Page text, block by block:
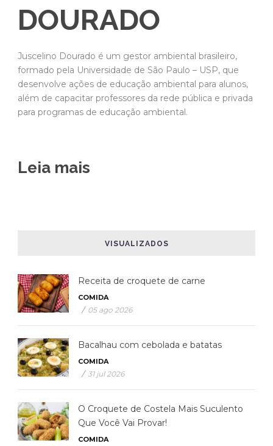
DOURADO
Juscelino Dourado é um gestor ambiental brasileiro,
formado pela Universidade de São Paulo – USP, que
desenvolve ações de educação ambiental para alunos,
além de capacitar professores da rede pública e privada
para programas de educação ambiental.
Leia mais
VISUALIZADOS
Receita de croquete de carne
COMIDA
/ 05 ago 2026
Bacalhau com cebolada e batatas
COMIDA
/ 31 jul 2026
O Croquete de Costela Mais Suculento
Que Você Vai Provar!
COMIDA